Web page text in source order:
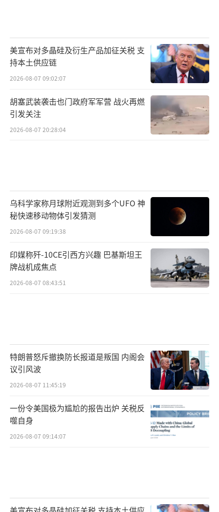
美宣布对多晶硅及衍生产品加征关税 支
持本土供应链
2026-08-07 09:02:07
胡塞武装袭击也门政府军军营 战火再燃
引发关注
2026-08-07 20:28:04
乌科学家称月球附近观测到多个UFO 神
秘快速移动物体引发猜测
2026-08-07 09:19:38
印媒称歼-10CE引西方兴趣 巴基斯坦王
牌战机成焦点
2026-08-07 08:43:51
特朗普怒斥撤换防长报道是叛国 内阁会
议引风波
2026-08-07 11:45:19
一份令美国极为尴尬的报告出炉 关税反
噬自身
2026-08-07 09:14:07